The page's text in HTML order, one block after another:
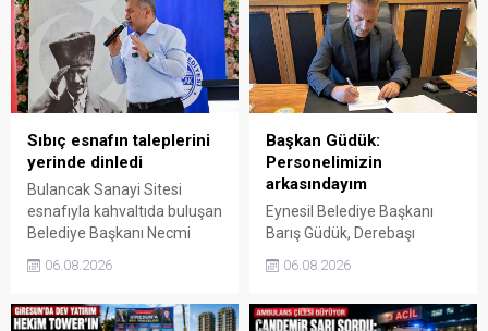
Sıbıç esnafın taleplerini
yerinde dinledi
Bulancak Sanayi Sitesi
esnafıyla kahvaltıda buluşan
Belediye Başkanı Necmi
planlanan çalışmaları
da yaşadığı sorunları ve
06.08.2026
Başkan Güdük:
Personelimizin
arkasındayım
Eynesil Belediye Başkanı
Barış Güdük, Derebaşı
üzerinden belediye ve
asılsız iddialar ortaya
06.08.2026